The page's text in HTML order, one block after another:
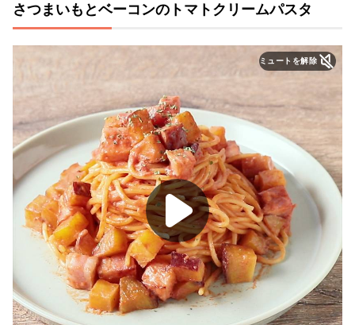
さつまいもとベーコンのトマトクリームパスタ
ミュートを解除